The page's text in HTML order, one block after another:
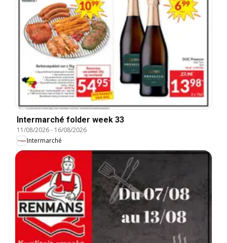
Intermarché folder week 33
11/08/2026- 16/08/2026
Intermarché